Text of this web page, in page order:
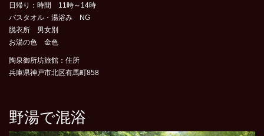
日帰り：時間 11時～14時
バスタオル・湯浴み NG
脱衣所 男女別
お湯の色 金色
陶泉御所坊旅館：住所
兵庫県神戸市北区有馬町858
野湯で混浴